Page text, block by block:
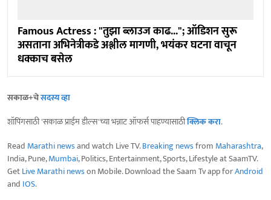
Famous Actress : "तुझा ब्लाउज काढ..."; ऑडिशन सुरू
असताना अभिनेत्रीकडे अश्लील मागणी, भयंकर घटना वाचून
धक्काच बसेल
सकाळ+चेसदस्य व्हा
शॉपिंगसाठी 'सकाळ प्राईम डील्स'च्या भन्नाट ऑफर्स पाहण्यासाठीक्लिक करा.
Read Marathi newsand watch Live TV.Breaking newsfrom Maharashtra,
India, Pune,Mumbai, Politics, Entertainment, Sports, Lifestyle at SaamTV.
GetLive Marathi newson Mobile. Download the Saam Tv app forAndroid
and IOS.